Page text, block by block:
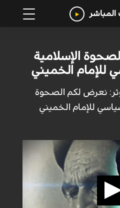
المباشر
الإسلامية
للإمام الخميني
نعرض لكم الصحوة
للإمام الخميني